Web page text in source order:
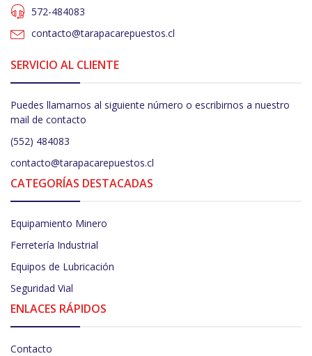
572-484083
contacto@tarapacarepuestos.cl
SERVICIO AL CLIENTE
Puedes llamarnos al siguiente número o escribirnos a nuestro
mail de contacto
(552) 484083
contacto@tarapacarepuestos.cl
CATEGORÍAS DESTACADAS
Equipamiento Minero
Ferretería Industrial
Equipos de Lubricación
Seguridad Vial
ENLACES RÁPIDOS
Contacto